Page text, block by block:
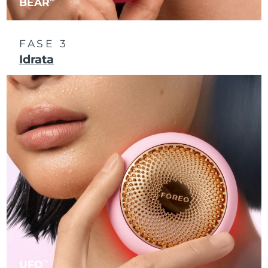
UFO TM
FASE 3
Idrata
Slovenia
Sudafrica Consegna stimata
Corea del Sud Consegna stimata
Spagna Consegna stimata
Svezia Consegna stimata 8/8/26
Svizzera Consegna stimata8/8/26
Taiwan Consegna stimata8/13/26
Thailandia Consegna stimata 8/12/26